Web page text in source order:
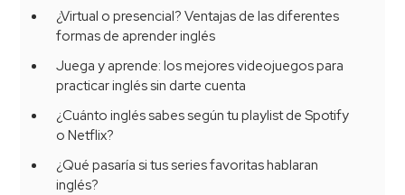
¿Virtual o presencial? Ventajas de las diferentes
formas de aprender inglés
Juega y aprende: los mejores videojuegos para
practicar inglés sin darte cuenta
¿Cuánto inglés sabes según tu playlist de Spotify
o Netflix?
¿Qué pasaría si tus series favoritas hablaran
inglés?